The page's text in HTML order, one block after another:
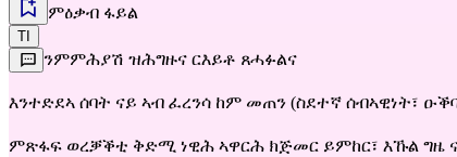
ምዕቃብ ፋይል
TI
ንምምሕያሽ ዝሕግዙና ርእይቶ ጸሓፉልና
እንተድደኣ ሰባት ናይ ኣብ ፈረንሳ ከም መጠን (ስደተኛ ሰብኣዊነት፣
ምጽፋፍ ወረቓቕቲ ቅድሚ ነዊሕ ኣዋርሕ ክጅመር ይምከር፣ እኹል ግዜ